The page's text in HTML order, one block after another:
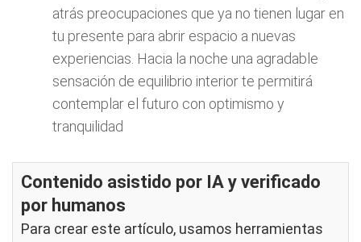
atrás preocupaciones que ya no tienen lugar en
tu presente para abrir espacio a nuevas
experiencias. Hacia la noche una agradable
sensación de equilibrio interior te permitirá
contemplar el futuro con optimismo y
tranquilidad
Contenido asistido por IA y verificado
por humanos
Para crear este artículo, usamos herramientas